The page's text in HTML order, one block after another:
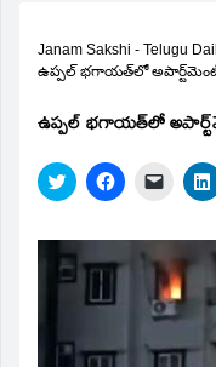
Janam Sakshi - Telugu
ఉప్పల్ భగాయత్‌లో
ఉప్పల్ భగాయత్‌లో
Click
to
Twitter
(Opens
in
new
window)
Click
to
Facebook
(Opens
in
window)
Click
link
to
a
friend
(Opens
in